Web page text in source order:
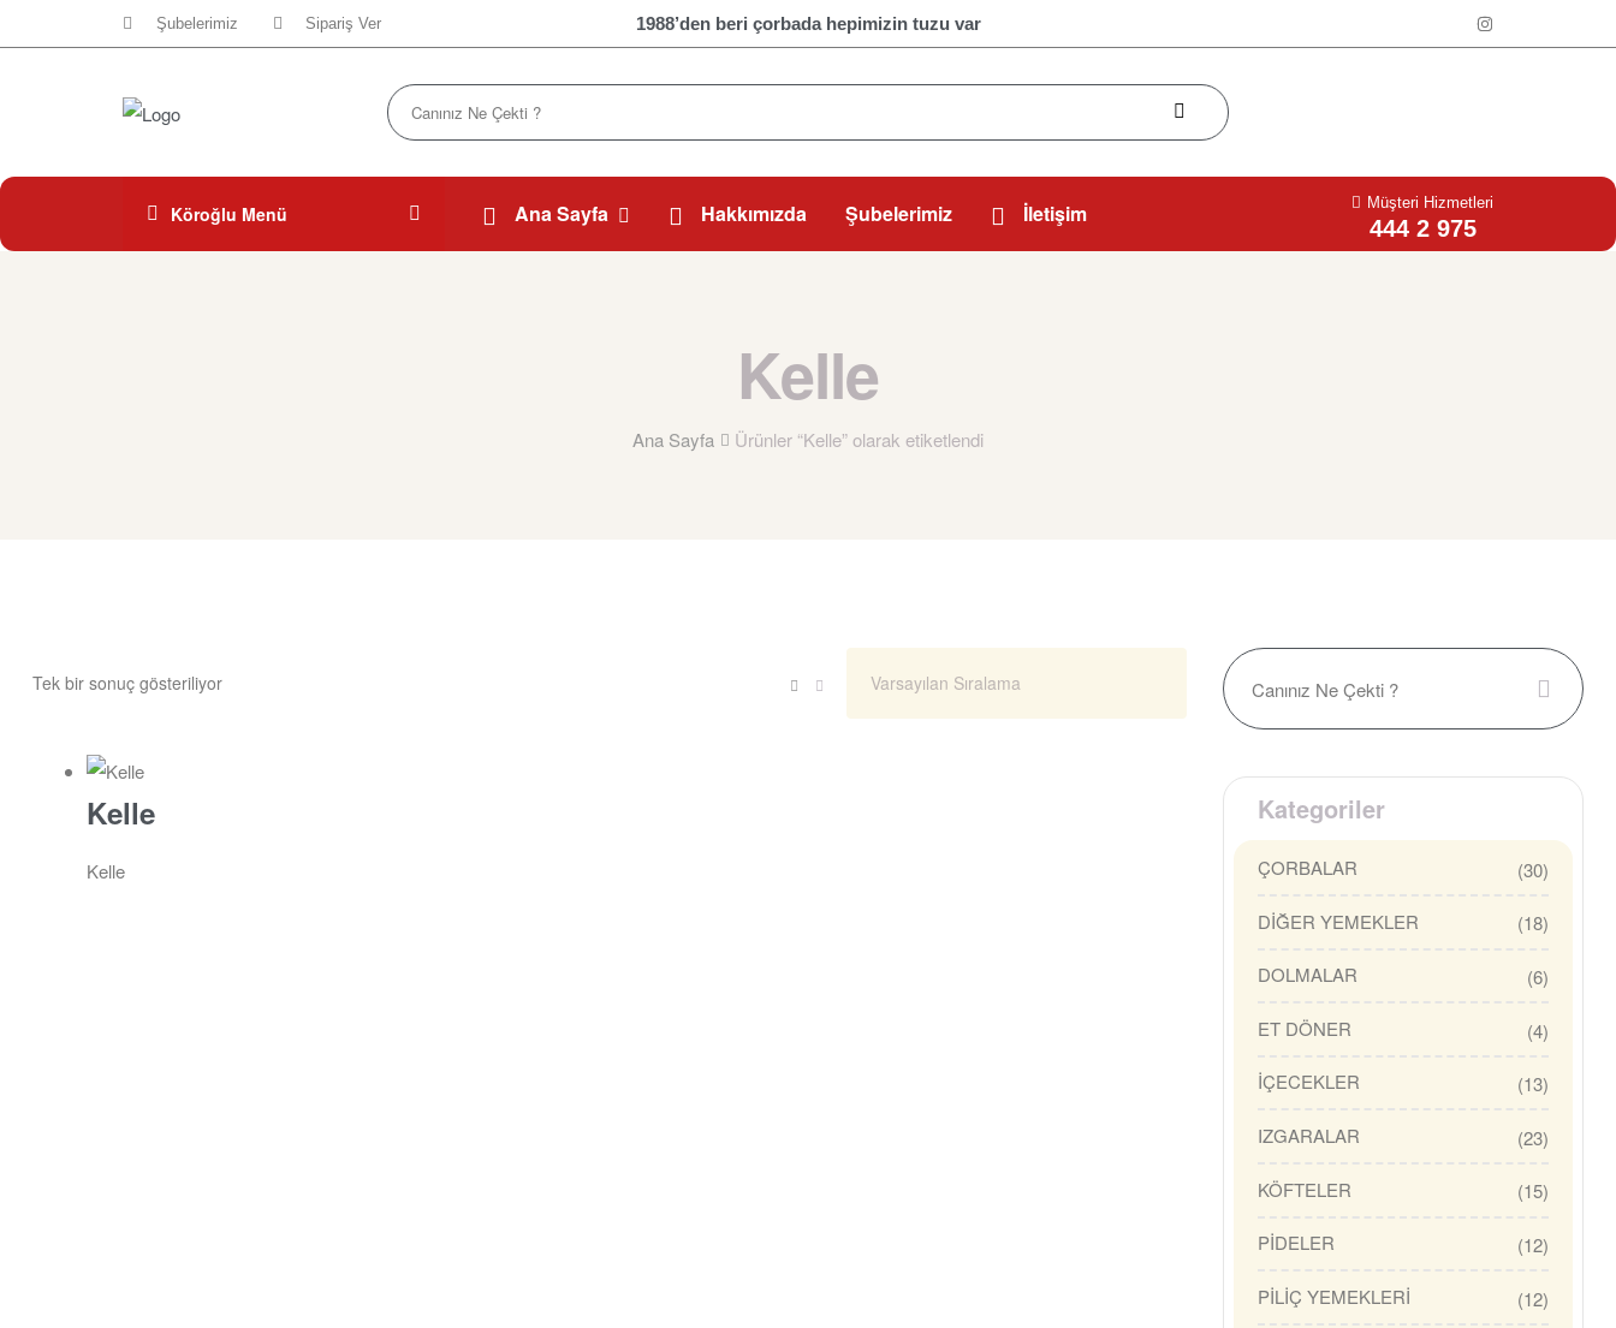
Şubelerimiz Sipariş Ver 1988’den beri çorbada hepimizin tuzu var
Köroğlu Menü Ana Sayfa Hakkımızda Şubelerimiz İletişim Müşteri Hizmetleri
444 2 975
Kelle
Ana Sayfa Ürünler “Kelle” olarak etiketlendi
Tek bir sonuç gösteriliyor
Kelle
Kelle
Kategoriler
ÇORBALAR (30)
DİĞER YEMEKLER (18)
DOLMALAR (6)
ET DÖNER (4)
İÇECEKLER (13)
IZGARALAR (23)
KÖFTELER (15)
PİDELER (12)
PİLİÇ YEMEKLERİ (12)